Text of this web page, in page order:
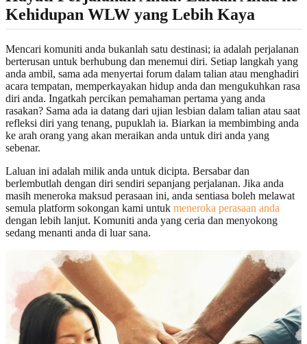
Kehidupan WLW yang Lebih Kaya
Mencari komuniti anda bukanlah satu destinasi; ia adalah perjalanan
berterusan untuk berhubung dan menemui diri. Setiap langkah yang
anda ambil, sama ada menyertai forum dalam talian atau menghadiri
acara tempatan, memperkayakan hidup anda dan mengukuhkan rasa
diri anda. Ingatkah percikan pemahaman pertama yang anda
rasakan? Sama ada ia datang dari ujian lesbian dalam talian atau saat
refleksi diri yang tenang, pupuklah ia. Biarkan ia membimbing anda
ke arah orang yang akan meraikan anda untuk diri anda yang
sebenar.
Laluan ini adalah milik anda untuk dicipta. Bersabar dan
berlembutlah dengan diri sendiri sepanjang perjalanan. Jika anda
masih meneroka maksud perasaan ini, anda sentiasa boleh melawat
semula platform sokongan kami untuk meneroka perasaan anda
dengan lebih lanjut. Komuniti anda yang ceria dan menyokong
sedang menanti anda di luar sana.